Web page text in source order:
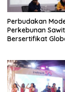
Perbudakan
Perkebunan Sawit
Bersertifikat